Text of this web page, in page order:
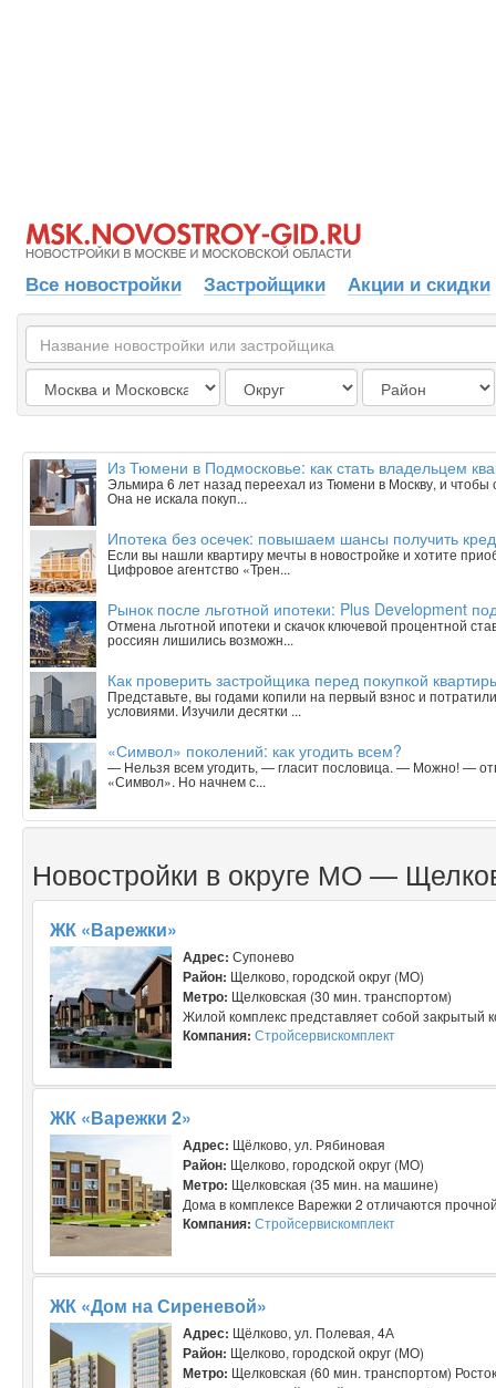
Все новостройки Застройщики Акции и скидки
Из Тюмени в Подмосковье: как стать владельцем
Эльмира 6 лет назад переехал из Тюмени в Москву, и
Она не искала покуп...
Ипотека без осечек: повышаем шансы получить
Если вы нашли квартиру мечты в новостройке и хотите
Цифровое агентство «Трен...
Рынок после льготной ипотеки: Plus Development
Отмена льготной ипотеки и скачок ключевой процентной
россиян лишились возможн...
Как проверить застройщика перед покупкой
Представьте, вы годами копили на первый взнос и
условиями. Изучили десятки ...
«Символ» поколений: как угодить всем?
— Нельзя всем угодить, — гласит пословица. — Можно! —
«Символ». Но начнем с...
Новостройки в округе МО —
ЖК «Варежки»
Адрес: Супонево
Район: Щелково, городской округ (МО)
Метро: Щелковская (30 мин. транспортом)
Жилой комплекс представляет собой закрытый
Компания: Стройсервискомплект
ЖК «Варежки 2»
Адрес: Щёлково, ул. Рябиновая
Район: Щелково, городской округ (МО)
Метро: Щелковская (35 мин. на машине)
Дома в комплексе Варежки 2 отличаются
Компания: Стройсервискомплект
ЖК «Дом на Сиреневой»
Адрес: Щёлково, ул. Полевая, 4А
Район: Щелково, городской округ (МО)
Метро: Щелковская (60 мин. транспортом)